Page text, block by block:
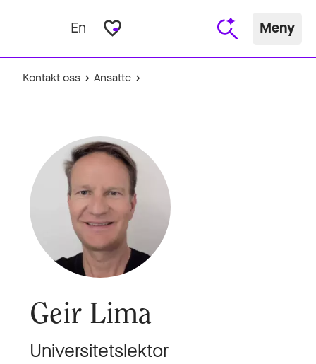
En favorite_border Meny
Kontakt oss Ansatte
Geir Lima
Universitetslektor